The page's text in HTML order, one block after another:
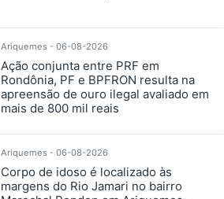
Ariquemes - 06-08-2026
Ação conjunta entre PRF em
Rondônia, PF e BPFRON resulta na
apreensão de ouro ilegal avaliado em
mais de 800 mil reais
Ariquemes - 06-08-2026
Corpo de idoso é localizado às
margens do Rio Jamari no bairro